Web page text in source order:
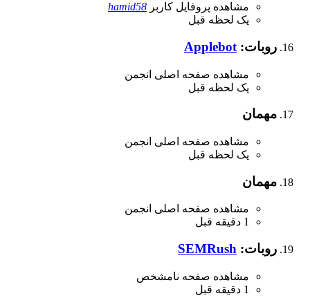
مشاهده پروفایل کاربر hamid58
یک لحظه قبل
روبات: Applebot
مشاهده صفحه اصلی انجمن
یک لحظه قبل
مهمان
مشاهده صفحه اصلی انجمن
یک لحظه قبل
مهمان
مشاهده صفحه اصلی انجمن
1 دقیقه قبل
روبات: SEMRush
مشاهده صفحه نامشخص
1 دقیقه قبل